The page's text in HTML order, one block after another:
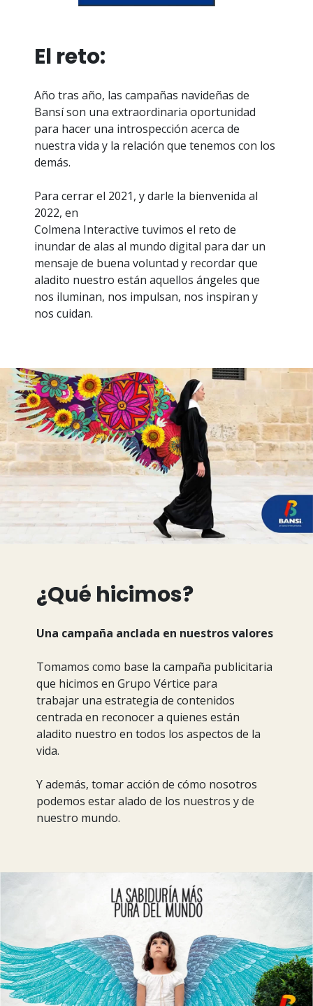
El reto:
Año tras año, las campañas navideñas de
Bansí son una extraordinaria oportunidad
para hacer una introspección acerca de
nuestra vida y la relación que tenemos con los
demás.
Para cerrar el 2021, y darle la bienvenida al
2022, en
Colmena Interactive tuvimos el reto de
inundar de alas al mundo digital para dar un
mensaje de buena voluntad y recordar que
aladito nuestro están aquellos ángeles que
nos iluminan, nos impulsan, nos inspiran y
nos cuidan.
¿Qué hicimos?
Una campaña anclada en nuestros valores
Tomamos como base la campaña publicitaria
que hicimos en Grupo Vértice para
trabajar una estrategia de contenidos
centrada en reconocer a quienes están
aladito nuestro en todos los aspectos de la
vida.
Y además, tomar acción de cómo nosotros
podemos estar alado de los nuestros y de
nuestro mundo.